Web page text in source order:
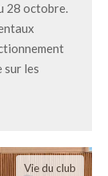
28 octobre.
sur les
Vie du club